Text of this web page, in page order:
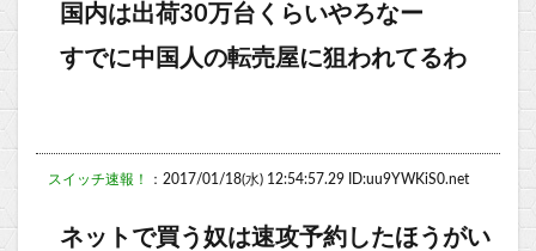
国内は出荷30万台くらいやろなー
すでに中国人の転売屋に狙われてるわ
スイッチ速報！ ：2017/01/18(水) 12:54:57.29 ID:uu9YWKiS0.net
ネットで買う奴は速攻予約したほうがい